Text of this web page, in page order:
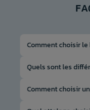
Comment choisir
Le choix dépend
les porte-vélos.
Quels sont les
Il existe plusieurs
Rotule sur
Comment choisir